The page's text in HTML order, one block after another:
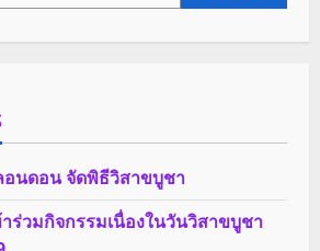
อนดอน จัดพิธีวิสาขบูชา
ร่วมกิจกรรมเนื่องในวันวิสาขบูชา